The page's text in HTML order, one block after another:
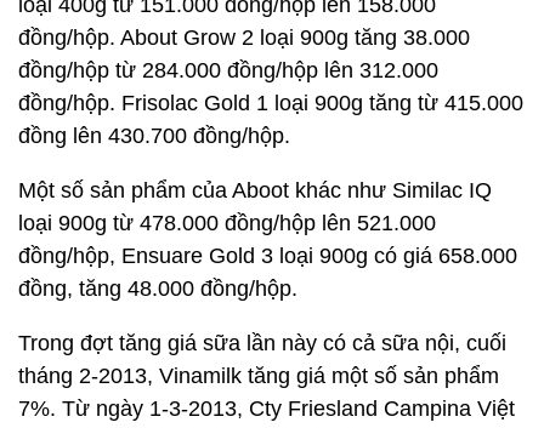
loại 400g từ 151.000 đồng/hộp lên 158.000
đồng/hộp. About Grow 2 loại 900g tăng 38.000
đồng/hộp từ 284.000 đồng/hộp lên 312.000
đồng/hộp. Frisolac Gold 1 loại 900g tăng từ 415.000
đồng lên 430.700 đồng/hộp.
Một số sản phẩm của Aboot khác như Similac IQ
loại 900g từ 478.000 đồng/hộp lên 521.000
đồng/hộp, Ensuare Gold 3 loại 900g có giá 658.000
đồng, tăng 48.000 đồng/hộp.
Trong đợt tăng giá sữa lần này có cả sữa nội, cuối
tháng 2-2013, Vinamilk tăng giá một số sản phẩm
7%. Từ ngày 1-3-2013, Cty Friesland Campina Việt